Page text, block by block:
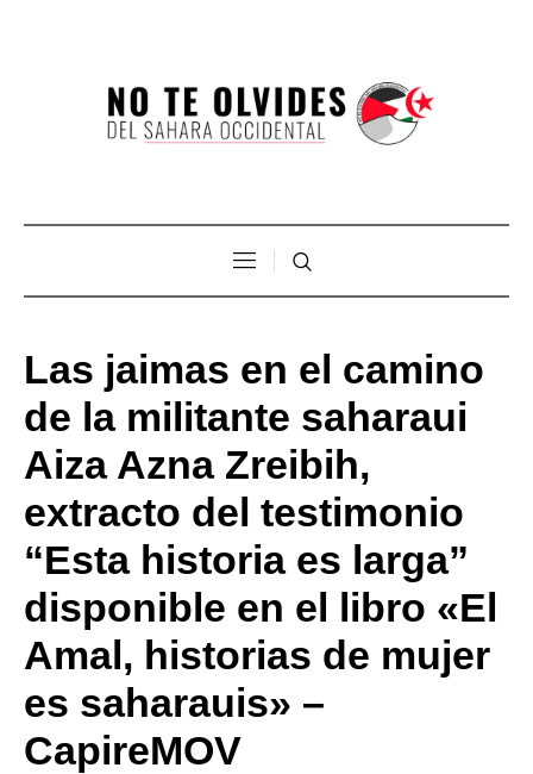
Las jaimas en el camino
de la militante saharaui
Aiza Azna Zreibih,
extracto del testimonio
“Esta historia es larga”
disponible en el libro «El
Amal, historias de mujer
es saharauis» –
CapireMOV